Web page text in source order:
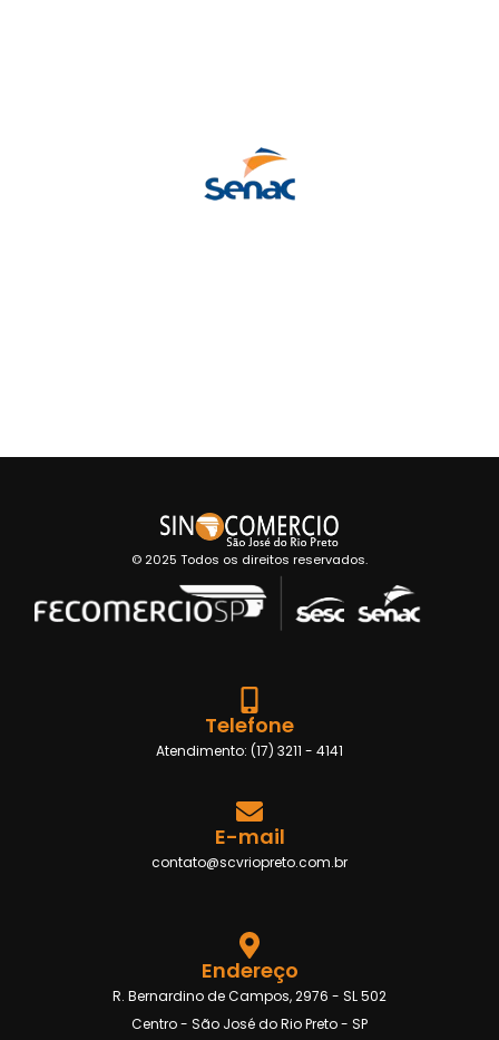
© 2025 Todos os direitos reservados.
Telefone
Atendimento: (17) 3211 - 4141
E-mail
contato@scvriopreto.com.br
Endereço
R. Bernardino de Campos, 2976 - SL 502
Centro - São José do Rio Preto - SP